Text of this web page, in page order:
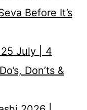
Before It’s
July | 4
Don’ts &